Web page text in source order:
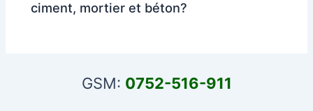
ciment, mortier et béton?
GSM: 0752-516-911